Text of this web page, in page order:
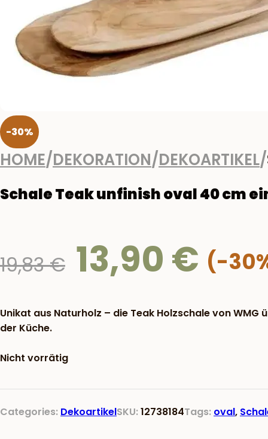
-30%
HOME/DEKORATION/DEKOARTIKEL/
Schale Teak unfinish oval 40 cm
19,83€ Ursprünglicher
Preis
19,83 €
13,90 €
Unikat aus Naturholz – die Teak Holzschale von
der Küche.
Nicht vorrätig
Categories: DekoartikelSKU:12738184Tags: oval,